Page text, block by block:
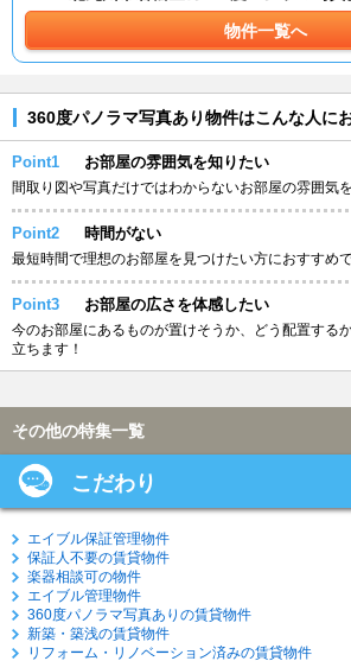
物件一覧へ
360度パノラマ写真あり物件はこんな人に
Point1 お部屋の雰囲気を知りたい
間取り図や写真だけではわからないお部屋の雰囲気
Point2 時間がない
最短時間で理想のお部屋を見つけたい方におすすめで
Point3 お部屋の広さを体感したい
今のお部屋にあるものが置けそうか、どう配置する
立ちます！
その他の特集一覧
こだわり
エイブル保証管理物件
保証人不要の賃貸物件
楽器相談可の物件
エイブル管理物件
360度パノラマ写真ありの賃貸物件
新築・築浅の賃貸物件
リフォーム・リノベーション済みの賃貸物件